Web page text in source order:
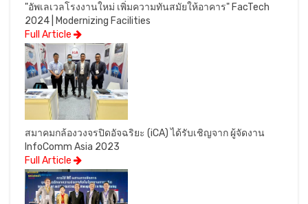
"อัพเลเวลโรงงานใหม่ เพิ่มความทันสมัยให้อาคาร" FacTech
2024 | Modernizing Facilities
Full Article
สมาคมกล้องวงจรปิดอัจฉริยะ (iCA) ได้รับเชิญจาก ผู้จัดงาน
InfoComm Asia 2023
Full Article